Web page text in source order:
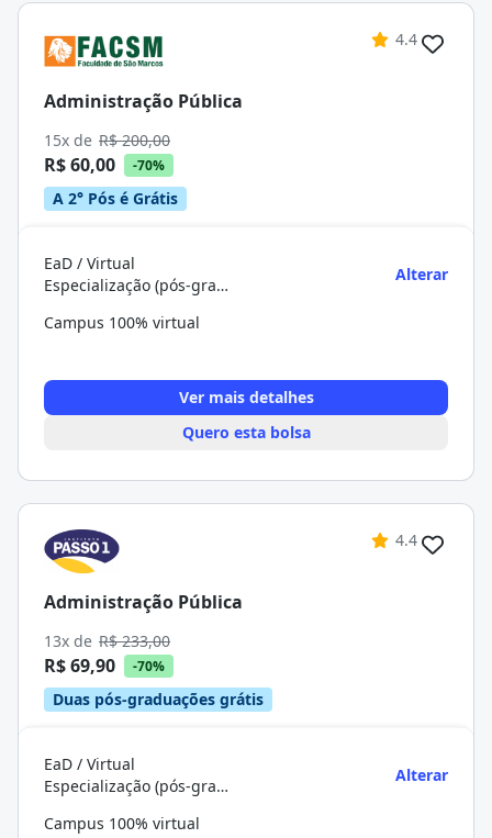
4.4
Administração Pública
15x de R$ 200,00
R$ 60,00 -70%
A 2° Pós é Grátis
EaD / Virtual
Especialização (pós-graduação)
Alterar
Campus 100% virtual
Ver mais detalhes
Quero esta bolsa
4.4
Administração Pública
13x de R$ 233,00
R$ 69,90 -70%
Duas pós-graduações grátis
EaD / Virtual
Especialização (pós-graduação)
Alterar
Campus 100% virtual